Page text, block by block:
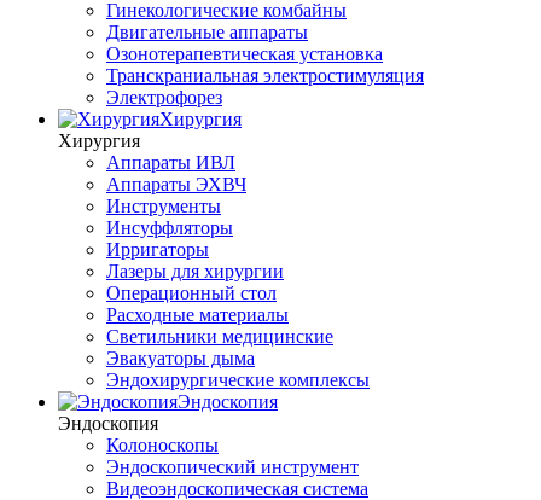
Гинекологические комбайны
Двигательные аппараты
Озонотерапевтическая установка
Транскраниальная электростимуляция
Электрофорез
Хирургия
Хирургия
Аппараты ИВЛ
Аппараты ЭХВЧ
Инструменты
Инсуффляторы
Ирригаторы
Лазеры для хирургии
Операционный стол
Расходные материалы
Светильники медицинские
Эвакуаторы дыма
Эндохирургические комплексы
Эндоскопия
Эндоскопия
Колоноскопы
Эндоскопический инструмент
Видеоэндоскопическая система